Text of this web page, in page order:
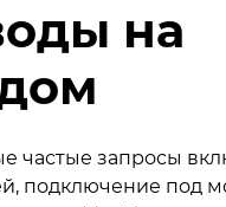
на
частые запросы
подключение под